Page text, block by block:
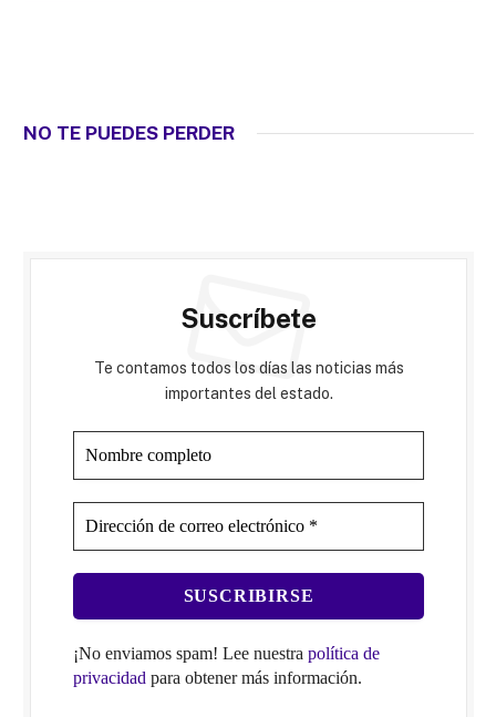
NO TE PUEDES PERDER
Suscríbete
Te contamos todos los días las noticias más
importantes del estado.
¡No enviamos spam! Lee nuestra política de
privacidad para obtener más información.